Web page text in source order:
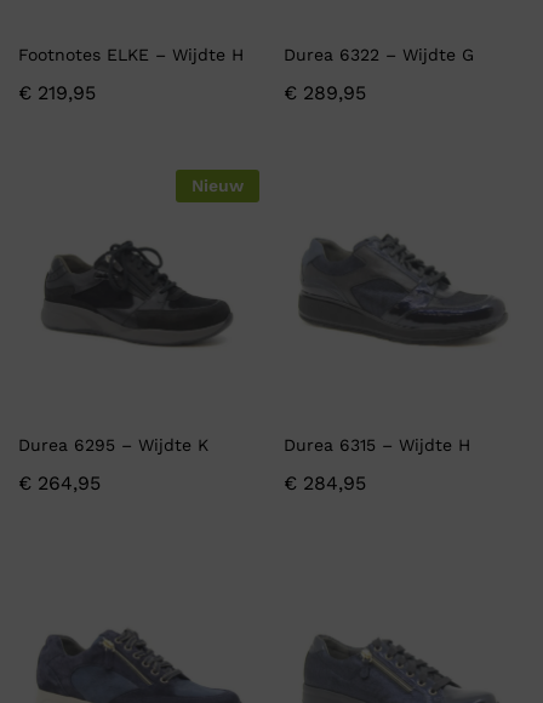
Footnotes ELKE – Wijdte H
€ 219,95
Durea 6322 – Wijdte G
€ 289,95
Nieuw
Durea 6295 – Wijdte K
€ 264,95
Durea 6315 – Wijdte H
€ 284,95